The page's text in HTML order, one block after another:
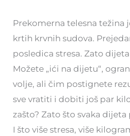
Prekomerna telesna težina
krtih krvnih sudova.
posledica stresa. Zato
Možete „ići na dijetu“,
volje, ali čim postignete
sve vratiti i dobiti još par
zašto? Zato što svaka dijeta
I što više stresa, više